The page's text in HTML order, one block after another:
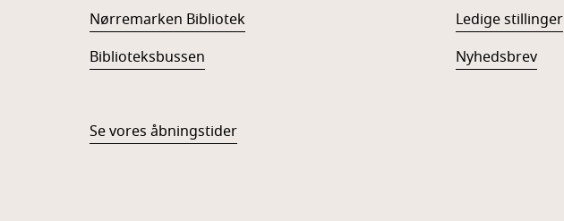
Nørremarken Bibliotek
Biblioteksbussen
Se vores åbningstider
Ledige stillinger
Nyhedsbrev